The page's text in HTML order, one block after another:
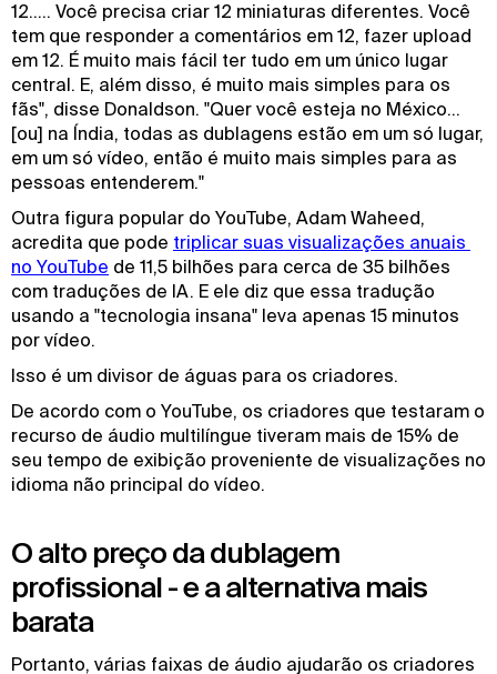
12..... Você precisa criar 12 miniaturas diferentes. Você
tem que responder a comentários em 12, fazer upload
em 12. É muito mais fácil ter tudo em um único lugar
central. E, além disso, é muito mais simples para os
fãs", disse Donaldson. "Quer você esteja no México...
[ou] na Índia, todas as dublagens estão em um só lugar,
em um só vídeo, então é muito mais simples para as
pessoas entenderem."
Outra figura popular do YouTube, Adam Waheed,
acredita que pode triplicar suas visualizações anuais
no YouTube de 11,5 bilhões para cerca de 35 bilhões
com traduções de IA. E ele diz que essa tradução
usando a "tecnologia insana" leva apenas 15 minutos
por vídeo.
Isso é um divisor de águas para os criadores.
De acordo com o YouTube, os criadores que testaram o
recurso de áudio multilíngue tiveram mais de 15% de
seu tempo de exibição proveniente de visualizações no
idioma não principal do vídeo.
O alto preço da dublagem
profissional - e a alternativa mais
barata
Portanto, várias faixas de áudio ajudarão os criadores